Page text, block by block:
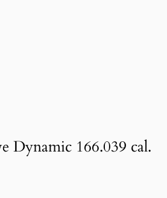
Dynamic 166.039 cal.